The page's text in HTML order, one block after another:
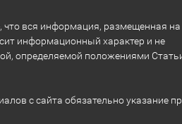
вся информация, размещенная на
информационный характер и не
определяемой положениями
с сайта обязательно указание